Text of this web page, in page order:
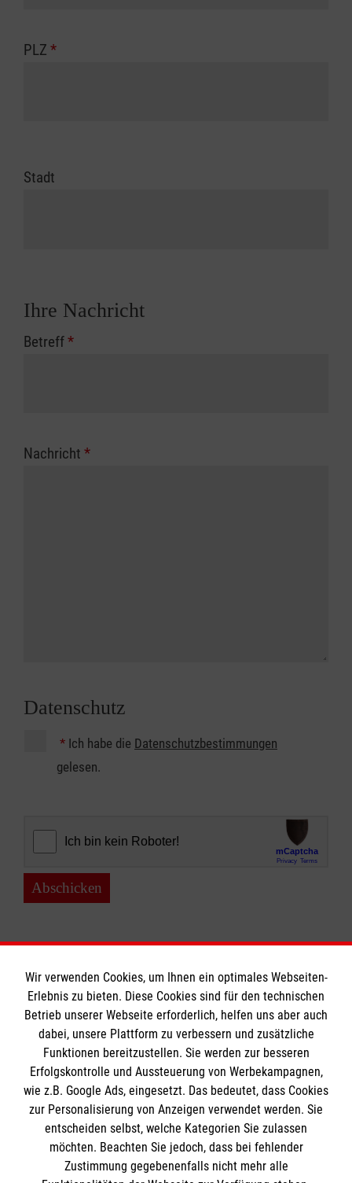
PLZ *
Stadt
Ihre Nachricht
Betreff*
Nachricht *
Datenschutz
* Ich habe die Datenschutzbestimmungen
gelesen.
Abschicken
Informationen
Impressum
Datenschutz
Kontakt
Die Malteser
Malteser in Deutschland
Wir verwenden Cookies, um Ihnen ein optimales Webseiten-
Erlebnis zu bieten. Diese Cookies sind für den technischen
Betrieb unserer Webseite erforderlich, helfen uns aber auch
dabei, unsere Plattform zu verbessern und zusätzliche
Funktionen bereitzustellen. Sie werden zur besseren
Erfolgskontrolle und Aussteuerung von Werbekampagnen,
wie z.B. Google Ads, eingesetzt. Das bedeutet, dass Cookies
zur Personalisierung von Anzeigen verwendet werden. Sie
entscheiden selbst, welche Kategorien Sie zulassen
möchten. Beachten Sie jedoch, dass bei fehlender
Zustimmung gegebenenfalls nicht mehr alle